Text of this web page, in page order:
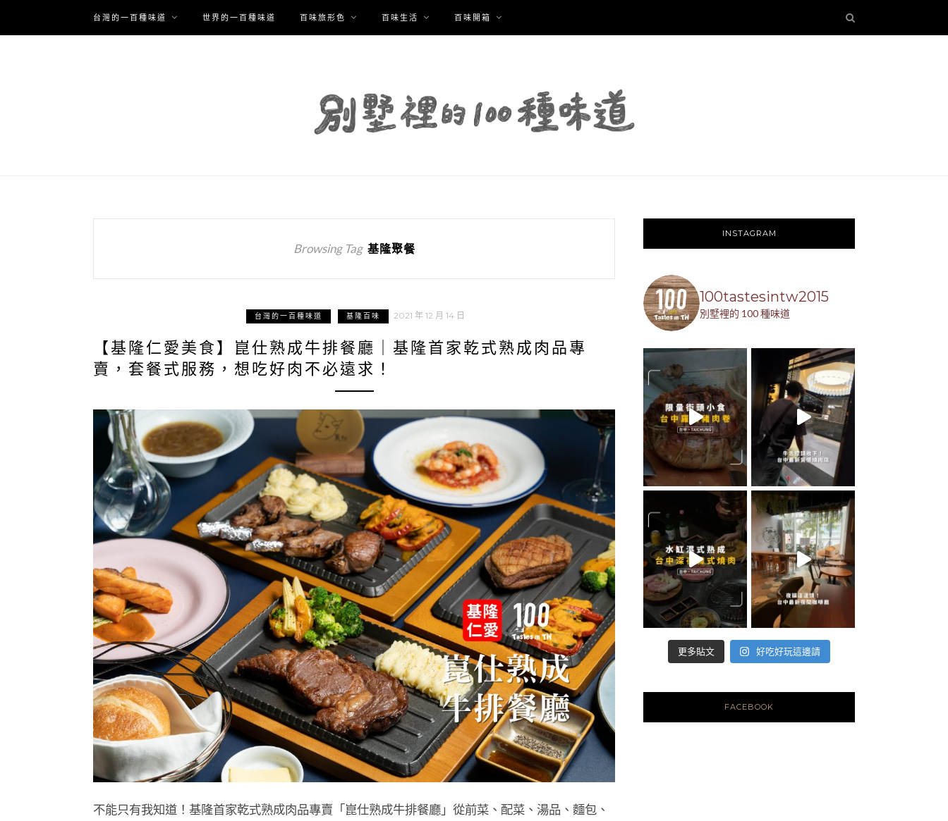
台灣的一百種味道 世界的一百種味道 百味旅形色 百味生活 百味開箱
Browsing Tag 基隆聚餐
台灣的一百種味道 基隆百味 2021 年 12 月 14 日
【基隆仁愛美食】崑仕熟成牛排餐廳｜基隆首家乾式熟成肉品專
賣，套餐式服務，想吃好肉不必遠求！
不能只有我知道！基隆首家乾式熟成肉品專賣「崑仕熟成牛排餐廳」從前菜、配菜、湯品、麵包、
INSTAGRAM
100tastesintw2015
別墅裡的 100 種味道
更多貼文 好吃好玩這邊請
FACEBOOK